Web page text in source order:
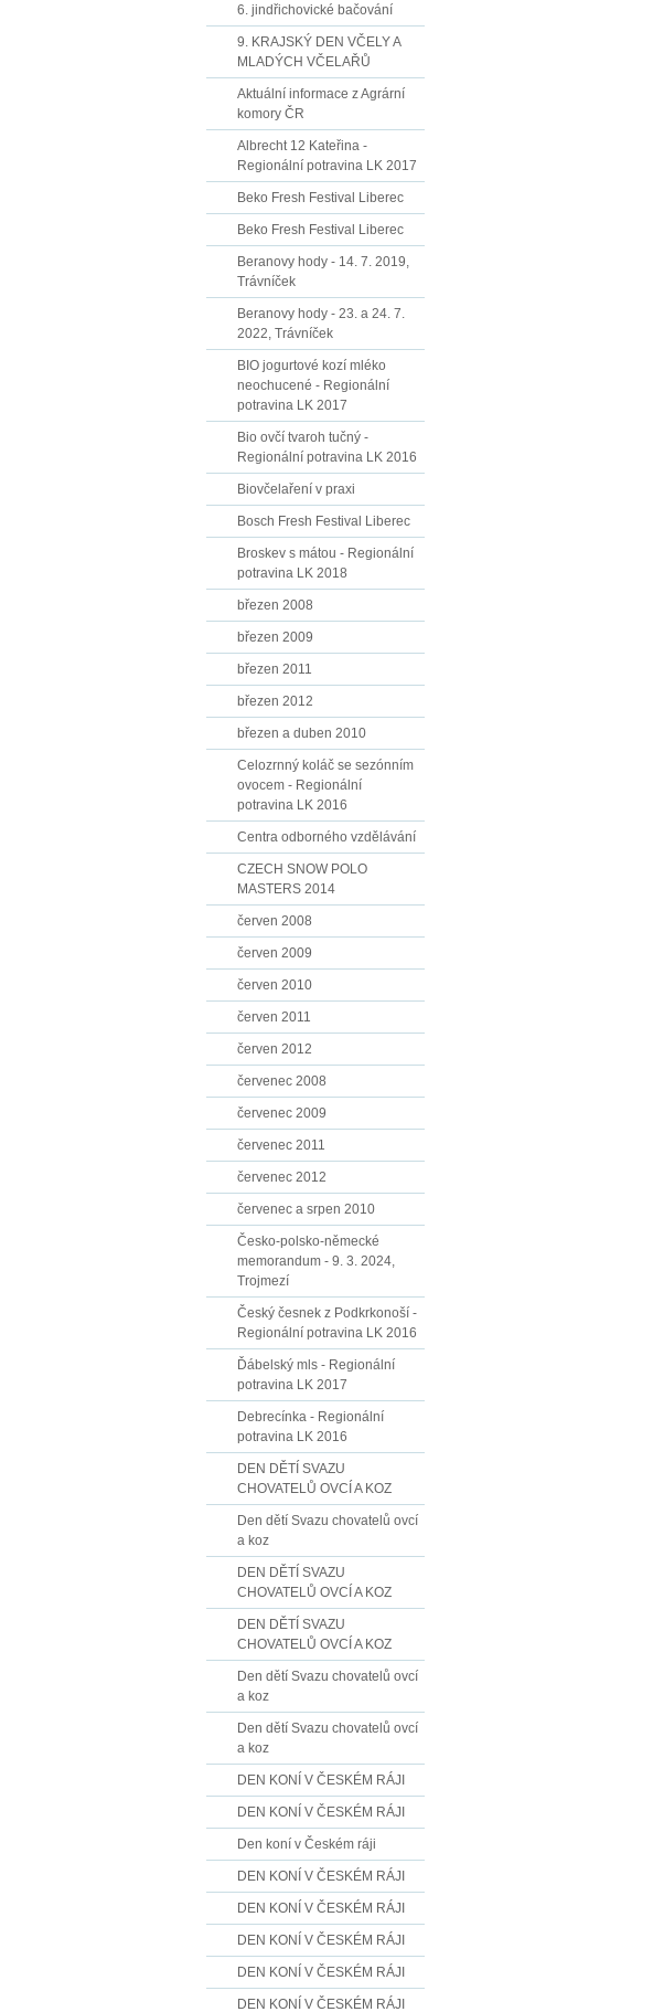
6. jindřichovické bačování
9. KRAJSKÝ DEN VČELY A
MLADÝCH VČELAŘŮ
Aktuální informace z Agrární
komory ČR
Albrecht 12 Kateřina -
Regionální potravina LK 2017
Beko Fresh Festival Liberec
Beko Fresh Festival Liberec
Beranovy hody - 14. 7. 2019,
Trávníček
Beranovy hody - 23. a 24. 7.
2022, Trávníček
BIO jogurtové kozí mléko
neochucené - Regionální
potravina LK 2017
Bio ovčí tvaroh tučný -
Regionální potravina LK 2016
Biovčelaření v praxi
Bosch Fresh Festival Liberec
Broskev s mátou - Regionální
potravina LK 2018
březen 2008
březen 2009
březen 2011
březen 2012
březen a duben 2010
Celozrnný koláč se sezónním
ovocem - Regionální
potravina LK 2016
Centra odborného vzdělávání
CZECH SNOW POLO
MASTERS 2014
červen 2008
červen 2009
červen 2010
červen 2011
červen 2012
červenec 2008
červenec 2009
červenec 2011
červenec 2012
červenec a srpen 2010
Česko-polsko-německé
memorandum - 9. 3. 2024,
Trojmezí
Český česnek z Podkrkonoší -
Regionální potravina LK 2016
Ďábelský mls - Regionální
potravina LK 2017
Debrecínka - Regionální
potravina LK 2016
DEN DĚTÍ SVAZU
CHOVATELŮ OVCÍ A KOZ
Den dětí Svazu chovatelů ovcí
a koz
DEN DĚTÍ SVAZU
CHOVATELŮ OVCÍ A KOZ
DEN DĚTÍ SVAZU
CHOVATELŮ OVCÍ A KOZ
Den dětí Svazu chovatelů ovcí
a koz
Den dětí Svazu chovatelů ovcí
a koz
DEN KONÍ V ČESKÉM RÁJI
DEN KONÍ V ČESKÉM RÁJI
Den koní v Českém ráji
DEN KONÍ V ČESKÉM RÁJI
DEN KONÍ V ČESKÉM RÁJI
DEN KONÍ V ČESKÉM RÁJI
DEN KONÍ V ČESKÉM RÁJI
DEN KONÍ V ČESKÉM RÁJI